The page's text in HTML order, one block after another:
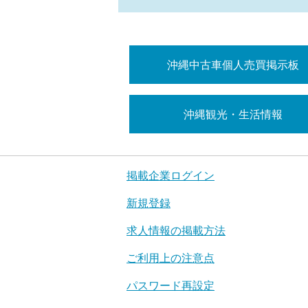
沖縄中古車個人売買掲示板
沖縄観光・生活情報
掲載企業ログイン
新規登録
求人情報の掲載方法
ご利用上の注意点
パスワード再設定